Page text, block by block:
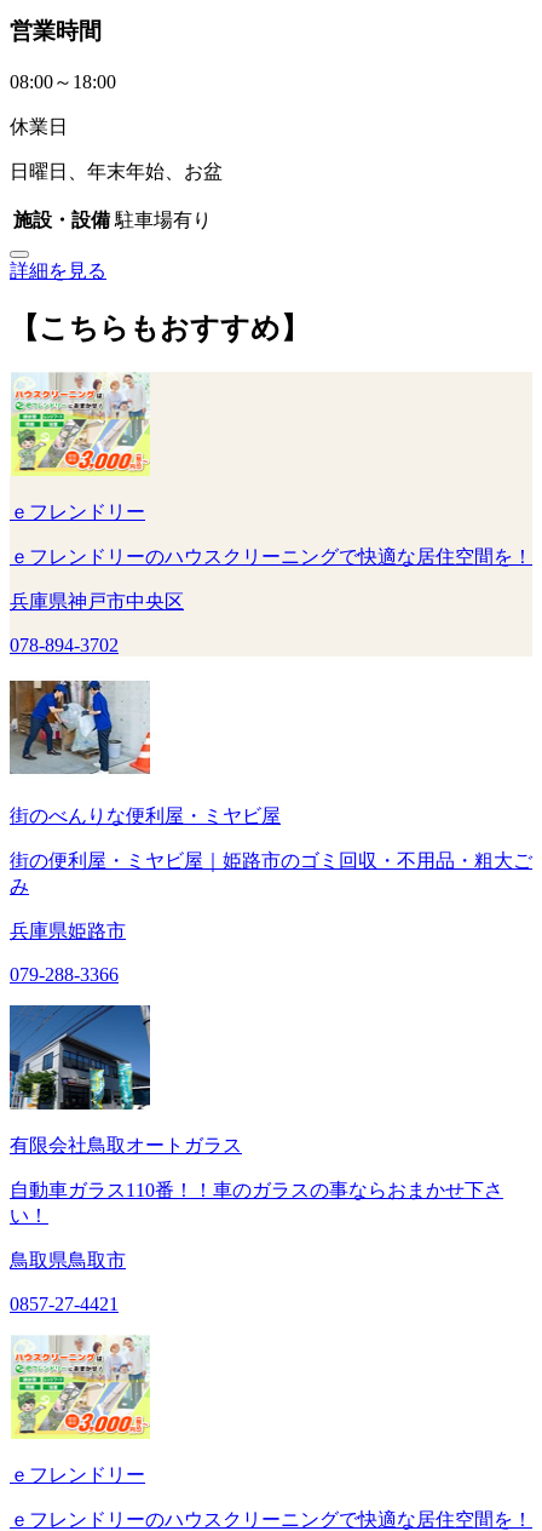
営業時間
08:00～18:00
休業日
日曜日、年末年始、お盆
施設・設備 駐車場有り
詳細を見る
【こちらもおすすめ】
ｅフレンドリー
ｅフレンドリーのハウスクリーニングで快適な居住空間を！
兵庫県神戸市中央区
078-894-3702
街のべんりな便利屋・ミヤビ屋
街の便利屋・ミヤビ屋｜姫路市のゴミ回収・不用品・粗大ご
み
兵庫県姫路市
079-288-3366
有限会社鳥取オートガラス
自動車ガラス110番！！車のガラスの事ならおまかせ下さ
い！
鳥取県鳥取市
0857-27-4421
ｅフレンドリー
ｅフレンドリーのハウスクリーニングで快適な居住空間を！